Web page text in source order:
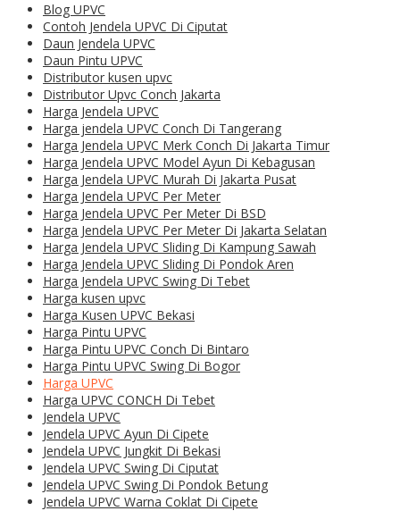
Blog UPVC
Contoh Jendela UPVC Di Ciputat
Daun Jendela UPVC
Daun Pintu UPVC
Distributor kusen upvc
Distributor Upvc Conch Jakarta
Harga Jendela UPVC
Harga jendela UPVC Conch Di Tangerang
Harga Jendela UPVC Merk Conch Di Jakarta Timur
Harga Jendela UPVC Model Ayun Di Kebagusan
Harga Jendela UPVC Murah Di Jakarta Pusat
Harga Jendela UPVC Per Meter
Harga Jendela UPVC Per Meter Di BSD
Harga Jendela UPVC Per Meter Di Jakarta Selatan
Harga Jendela UPVC Sliding Di Kampung Sawah
Harga Jendela UPVC Sliding Di Pondok Aren
Harga Jendela UPVC Swing Di Tebet
Harga kusen upvc
Harga Kusen UPVC Bekasi
Harga Pintu UPVC
Harga Pintu UPVC Conch Di Bintaro
Harga Pintu UPVC Swing Di Bogor
Harga UPVC
Harga UPVC CONCH Di Tebet
Jendela UPVC
Jendela UPVC Ayun Di Cipete
Jendela UPVC Jungkit Di Bekasi
Jendela UPVC Swing Di Ciputat
Jendela UPVC Swing Di Pondok Betung
Jendela UPVC Warna Coklat Di Cipete